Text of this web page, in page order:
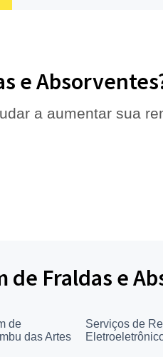
e
a aumentar sua
de Fraldas e
de
das Artes
Serviços de